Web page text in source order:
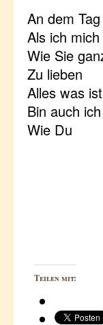
An dem
Als ich
Wie Sie
Zu lieben
Alles was ist
Bin auch ich
Wie Du
Teilen mit: